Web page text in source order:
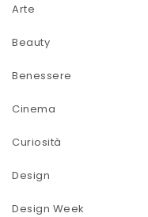
Arte
Beauty
Benessere
Cinema
Curiosità
Design
Design Week